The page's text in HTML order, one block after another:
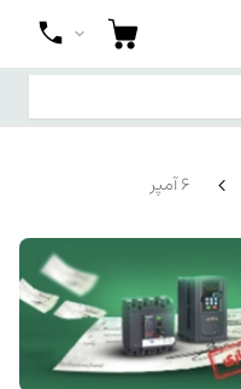
6 آمپر